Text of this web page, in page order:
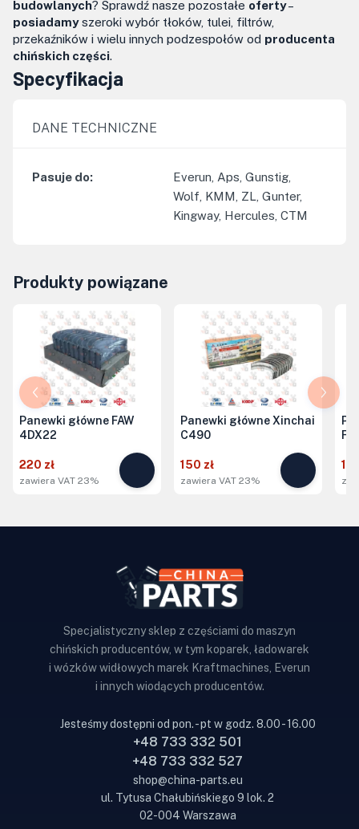
budowlanych? Sprawdź nasze pozostałe oferty–
posiadamyszeroki wybór tłoków, tulei, filtrów,
przekaźników i wielu innych podzespołów od producenta
chińskich części.
Specyfikacja
DANE TECHNICZNE
Pasuje do:
Everun, Aps, Gunstig,
Wolf, KMM, ZL, Gunter,
Kingway, Hercules, CTM
Produkty powiązane
Panewki główne FAW
4DX22
220 zł
zawiera VAT 23%
Panewki główne Xinchai
C490
150 zł
zawiera VAT 23%
Specjalistyczny sklep z częściami do maszyn
chińskich producentów, w tym koparek, ładowarek
i wózków widłowych marek Kraftmachines, Everun
i innych wiodących producentów.
Jesteśmy dostępni od pon. - pt w godz. 8.00 - 16.00
+48 733 332 501
+48 733 332 527
shop@china-parts.eu
ul. Tytusa Chałubińskiego 9 lok. 2
02-004 Warszawa